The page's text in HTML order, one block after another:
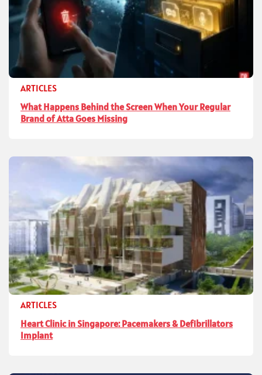
ARTICLES
What Happens Behind the Screen When Your Regular
Brand of Atta Goes Missing
ARTICLES
Heart Clinic in Singapore: Pacemakers & Defibrillators
Implant